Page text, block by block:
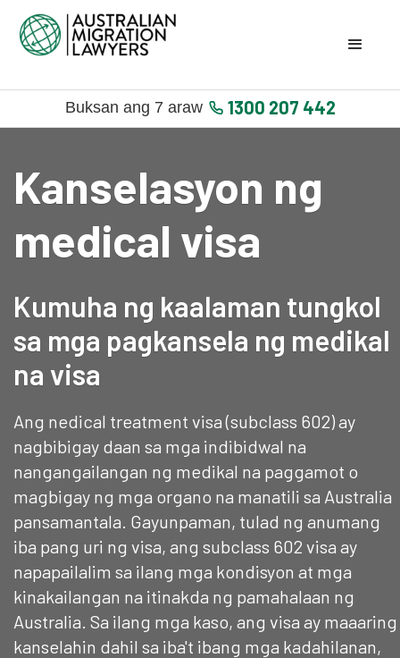
Buksan ang 7 araw 1300 207 442
Kanselasyon ng
medical visa
Kumuha ng kaalaman tungkol
sa mga pagkansela ng medikal
na visa
Ang nedical treatment visa (subclass 602) ay
nagbibigay daan sa mga indibidwal na
nangangailangan ng medikal na paggamot o
magbigay ng mga organo na manatili sa Australia
pansamantala. Gayunpaman, tulad ng anumang
iba pang uri ng visa, ang subclass 602 visa ay
napapailalim sa ilang mga kondisyon at mga
kinakailangan na itinakda ng pamahalaan ng
Australia. Sa ilang mga kaso, ang visa ay maaaring
kanselahin dahil sa iba't ibang mga kadahilanan,